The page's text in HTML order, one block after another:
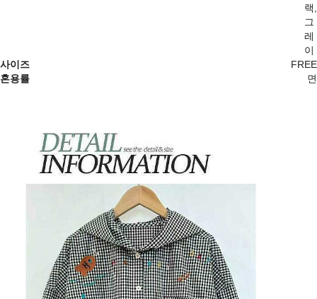
랙,
그
레
이
사이즈
FREE
혼용률
면